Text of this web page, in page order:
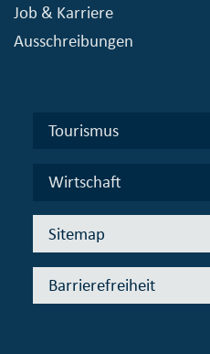
Job & Karriere
Ausschreibungen
Tourismus
Wirtschaft
Sitemap
Barrierefreiheit